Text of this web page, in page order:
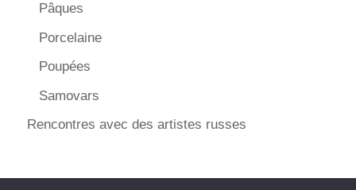
Pâques
Porcelaine
Poupées
Samovars
Rencontres avec des artistes russes